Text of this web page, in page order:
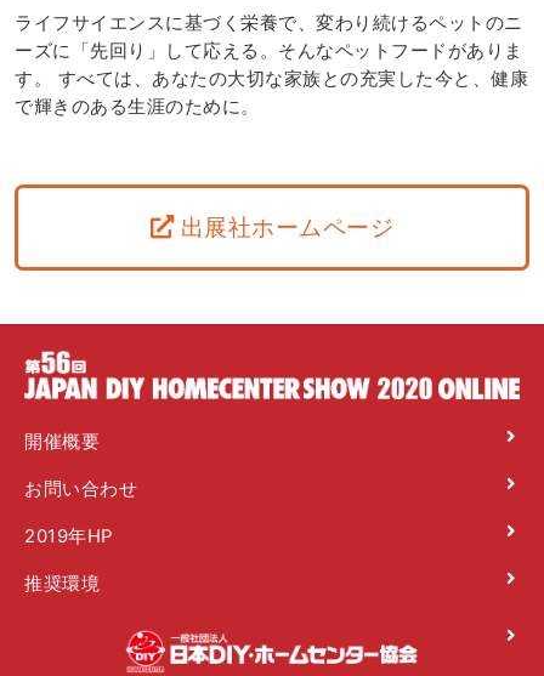
ライフサイエンスに基づく栄養で、変わり続けるペットのニ
ーズに「先回り」して応える。そんなペットフードがありま
す。 すべては、あなたの大切な家族との充実した今と、健康
で輝きのある生涯のために。
出展社ホームページ
開催概要
お問い合わせ
2019年HP
推奨環境